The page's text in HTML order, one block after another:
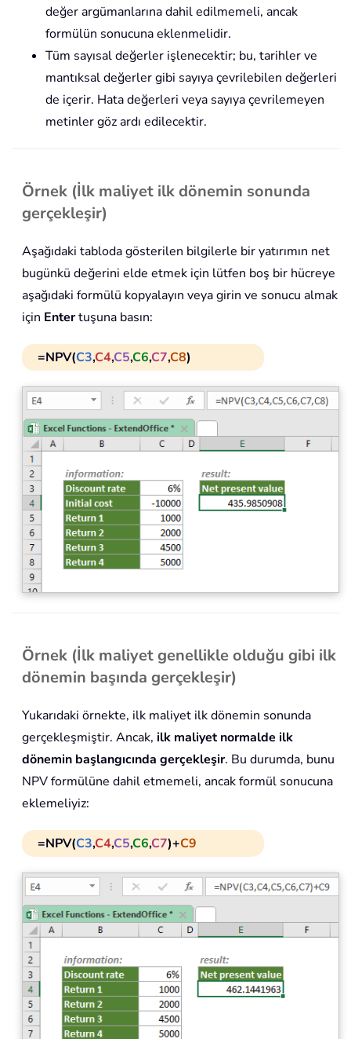
değer argümanlarına dahil edilmemeli, ancak
formülün sonucuna eklenmelidir.
Tüm sayısal değerler işlenecektir; bu, tarihler ve
mantıksal değerler gibi sayıya çevrilebilen değerleri
de içerir. Hata değerleri veya sayıya çevrilemeyen
metinler göz ardı edilecektir.
Örnek (İlk maliyet ilk dönemin sonunda
gerçekleşir)
Aşağıdaki tabloda gösterilen bilgilerle bir yatırımın net
bugünkü değerini elde etmek için lütfen boş bir hücreye
aşağıdaki formülü kopyalayın veya girin ve sonucu almak
için Entertuşuna basın:
=NPV(C3,C4,C5,C6,C7,C8)
Örnek (İlk maliyet genellikle olduğu gibi ilk
dönemin başında gerçekleşir)
Yukarıdaki örnekte, ilk maliyet ilk dönemin sonunda
gerçekleşmiştir. Ancak, ilk maliyet normalde ilk
dönemin başlangıcında gerçekleşir. Bu durumda, bunu
NPV formülüne dahil etmemeli, ancak formül sonucuna
eklemeliyiz:
=NPV(C3,C4,C5,C6,C7)+C9